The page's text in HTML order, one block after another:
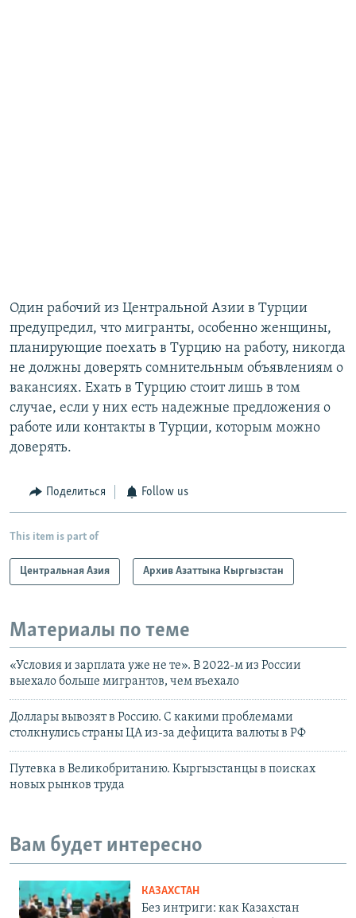
Один рабочий из Центральной Азии в Турции
предупредил, что мигранты, особенно женщины,
планирующие поехать в Турцию на работу, никогда
не должны доверять сомнительным объявлениям о
вакансиях. Ехать в Турцию стоит лишь в том
случае, если у них есть надежные предложения о
работе или контакты в Турции, которым можно
доверять.
Поделиться Follow us
This item is part of
Центральная Азия Архив Азаттыка Кыргызстан
Материалы по теме
«Условия и зарплата уже не те». В 2022-м из России
выехало больше мигрантов, чем въехало
Доллары вывозят в Россию. С какими проблемами
столкнулись страны ЦА из-за дефицита валюты в РФ
Путевка в Великобританию. Кыргызстанцы в поисках
новых рынков труда
Вам будет интересно
КАЗАХСТАН
Без интриги: как Казахстан